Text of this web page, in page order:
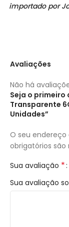
importado por
Avaliações
Não há
Seja o primeiro
Transparente
Unidades”
O seu
obrigatórios
Sua avaliação *
Sua avaliação